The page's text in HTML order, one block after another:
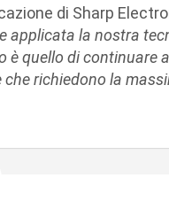
di Sharp
applicata la nostra
quello di continuare
richiedono la